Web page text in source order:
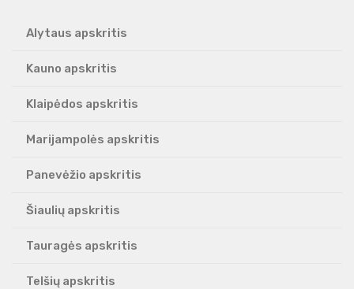
Alytaus apskritis
Kauno apskritis
Klaipėdos apskritis
Marijampolės apskritis
Panevėžio apskritis
Šiaulių apskritis
Tauragės apskritis
Telšių apskritis